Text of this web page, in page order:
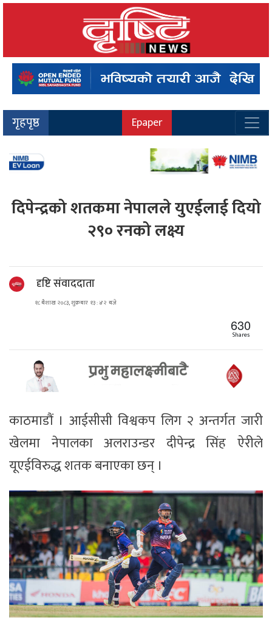
गृहपृष्ठ Epaper
दिपेन्द्रको शतकमा नेपालले युएईलाई दियो
२९० रनको लक्ष्य
दृष्टि संवाददाता
१८ बैशाख २०८३, शुक्रबार १३ : ४२ बजे
630
Shares
काठमाडौं । आईसीसी विश्वकप लिग २ अन्तर्गत जारी
खेलमा नेपालका अलराउन्डर दीपेन्द्र सिंह ऐरीले
यूएईविरुद्ध शतक बनाएका छन् ।